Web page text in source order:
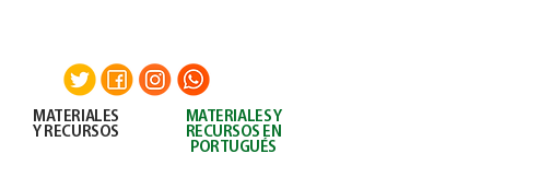
MATERIALES
Y RECURSOS
MATERIALESY
RECURSOS EN
PORTUGUÉS